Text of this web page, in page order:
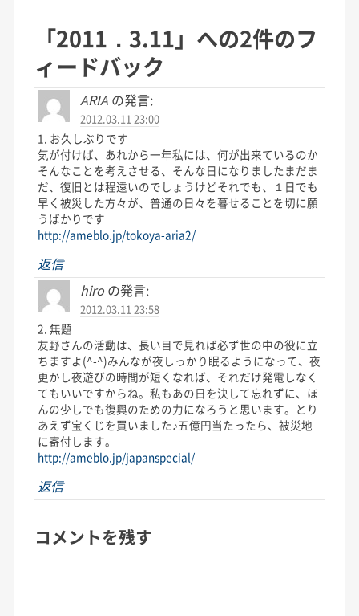
「2011．3.11」への2件のフ
ィードバック
ARIA の発言:
2012.03.11 23:00
1. お久しぶりです
気が付けば、あれから一年私には、何が出来ているのか
そんなことを考えさせる、そんな日になりましたまだま
だ、復旧とは程遠いのでしょうけどそれでも、１日でも
早く被災した方々が、普通の日々を暮せることを切に願
うばかりです
http://ameblo.jp/tokoya-aria2/
返信
hiro の発言:
2012.03.11 23:58
2. 無題
友野さんの活動は、長い目で見れば必ず世の中の役に立
ちますよ(^-^)みんなが夜しっかり眠るようになって、夜
更かし夜遊びの時間が短くなれば、それだけ発電しなく
てもいいですからね。私もあの日を決して忘れずに、ほ
んの少しでも復興のための力になろうと思います。とり
あえず宝くじを買いました♪五億円当たったら、被災地
に寄付します。
http://ameblo.jp/japanspecial/
返信
コメントを残す